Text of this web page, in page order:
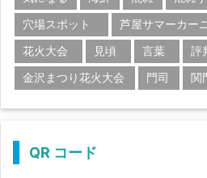
穴場スポット
芦屋サマーカー
花火大会
見頃 言葉 評
金沢まつり花火大会
門司 関
QR コード